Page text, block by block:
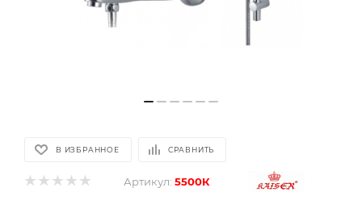
В ИЗБРАННОЕ СРАВНИТЬ
Артикул: 5500К